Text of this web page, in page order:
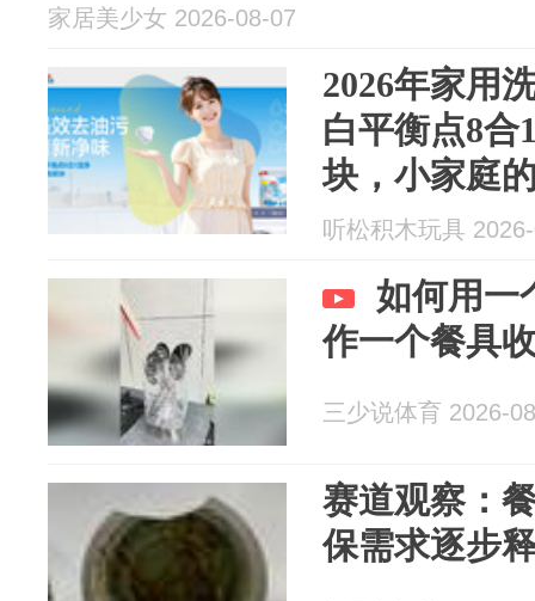
家居美少女 2026-08-07
2026年家用
白平衡点8
块，小家庭
听松积木玩具
如何用一
作一个餐具
三少说体育 2026-
赛道观察：
保需求逐步